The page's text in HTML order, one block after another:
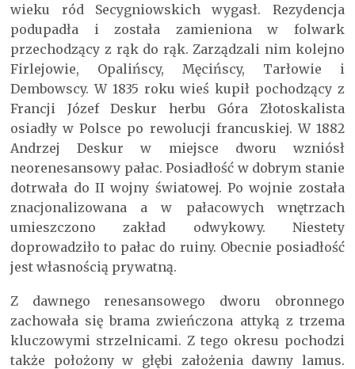
wieku ród Secygniowskich wygasł. Rezydencja
podupadła i została zamieniona w folwark
przechodzący z rąk do rąk. Zarządzali nim kolejno
Firlejowie, Opalińscy, Męcińscy, Tarłowie i
Dembowscy. W 1835 roku wieś kupił pochodzący z
Francji Józef Deskur herbu Góra Złotoskalista
osiadły w Polsce po rewolucji francuskiej. W 1882
Andrzej Deskur w miejsce dworu wzniósł
neorenesansowy pałac. Posiadłość w dobrym stanie
dotrwała do II wojny światowej. Po wojnie została
znacjonalizowana a w pałacowych wnętrzach
umieszczono zakład odwykowy. Niestety
doprowadziło to pałac do ruiny. Obecnie posiadłość
jest własnością prywatną.
Z dawnego renesansowego dworu obronnego
zachowała się brama zwieńczona attyką z trzema
kluczowymi strzelnicami. Z tego okresu pochodzi
także położony w głębi założenia dawny lamus.